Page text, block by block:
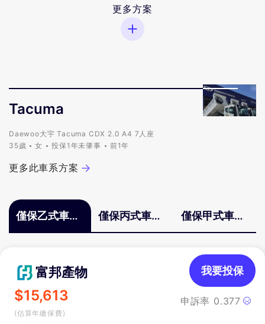
更多方案
Tacuma
Daewoo大宇 Tacuma CDX 2.0 A4 7人座
35歲
女 投保1年未肇事 前1年
更多此車系方案
僅保乙式車體
險
僅保丙式車體
險
僅保甲式車體
險
富邦產物
$15,613
(估算年繳保費)
申訴率 0.377
我要投保